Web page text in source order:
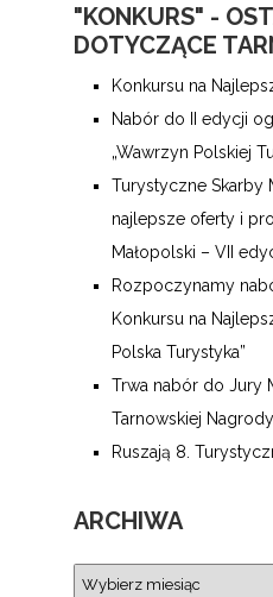
"KONKURS" -
DOTYCZĄCE
Konkursu na
Nabór do II edycji
„Wawrzyn Polskiej
Turystyczne Skarby
najlepsze oferty i
Małopolski – VII
Rozpoczynamy
Konkursu na
Polska Turystyka”
Trwa nabór do Jury
Tarnowskiej
Ruszają 8.
ARCHIWA